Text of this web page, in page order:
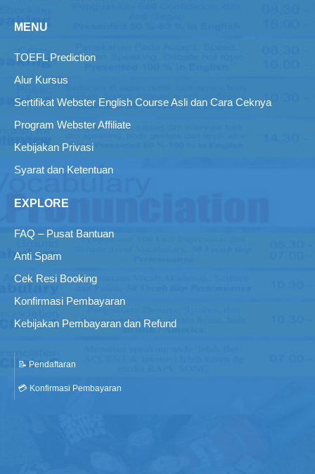
MENU
TOEFL Prediction
Alur Kursus
Sertifikat Webster English Course Asli dan Cara Ceknya
Program Webster Affiliate
Kebijakan Privasi
Syarat dan Ketentuan
EXPLORE
FAQ – Pusat Bantuan
Anti Spam
Cek Resi Booking
Konfirmasi Pembayaran
Kebijakan Pembayaran dan Refund
📝 Pendaftaran
💳 Konfirmasi Pembayaran